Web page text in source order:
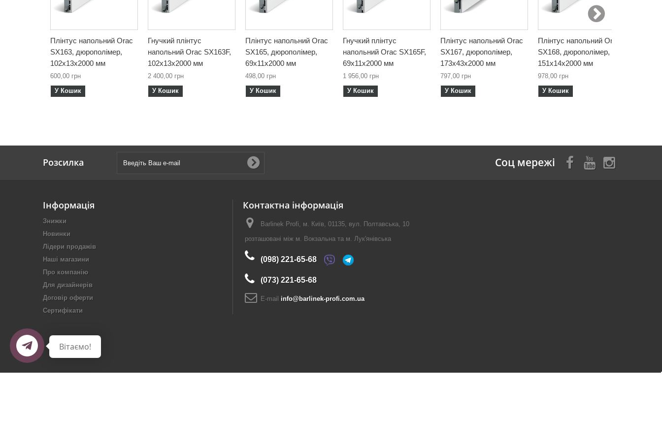
Плінтус напольний Orac
SX163, дюрополімер,
102х13х2000 мм
600,00 грн
У Кошик
Гнучкий плінтус
напольний Orac SX163F,
102х13х2000 мм
2 400,00 грн
У Кошик
Плінтус напольний Orac
SX165, дюрополімер,
69х11х2000 мм
498,00 грн
У Кошик
Гнучкий плінтус
напольний Orac SX165F,
69х11х2000 мм
1 956,00 грн
У Кошик
Плінтус напольний Orac
SX167, дюрополімер,
173х43х2000 мм
797,00 грн
У Кошик
Плінтус напольний Orac
SX168, дюрополімер,
151х14х2000 мм
978,00 грн
У Кошик
Розсилка Соц мережі
Інформація
Знижки
Новинки
Лідери продажів
Наші магазини
Про компанію
Для дизайнерів
Договір оферти
Сертифікати
Контактна інформація
Barlinek Profi, м. Київ, 01135, вул. Полтавська, 10
розташовані між м. Вокзальна та м. Лук'янівська
(098) 221-65-68
(073) 221-65-68
E-maіl info@barlinek-profi.com.ua
Вітаємо!